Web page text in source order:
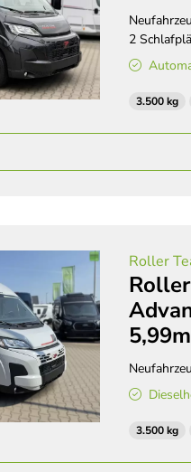
2
3.500 kg
Roller
5,99m
3.500 kg